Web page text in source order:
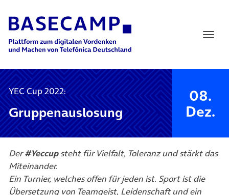
Main Navigation
YEC Cup 2022:
Gruppenauslosung
08.
Dez.
Der#Yeccupsteht für Vielfalt, Toleranz und stärkt das
Miteinander.
Ein Turnier, welches offen für jeden ist. Sport ist die
Übersetzung von Teamgeist, Leidenschaft und ein